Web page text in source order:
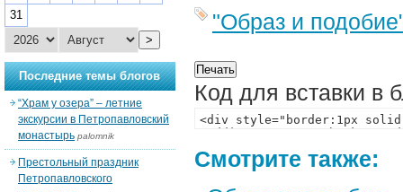
"Образ и
Код для вставки в
Смотрите также:
31
>
Последние темы блогов
“Храм у озера” – летние
экскурсии в Петропавловский
монастырь palomnik
Престольный праздник
Петропавловского